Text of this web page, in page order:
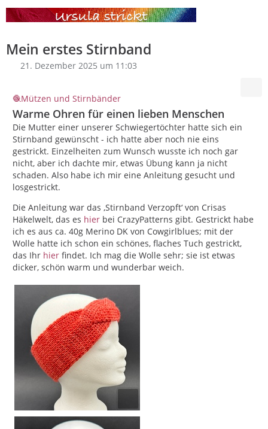
Mein erstes Stirnband
21. Dezember 2025 um 11:03
Mützen und Stirnbänder
Warme Ohren für einen lieben Menschen
Die Mutter einer unserer Schwiegertöchter hatte sich ein
Stirnband gewünscht - ich hatte aber noch nie eins
gestrickt. Einzelheiten zum Wunsch wusste ich noch gar
nicht, aber ich dachte mir, etwas Übung kann ja nicht
schaden. Also habe ich mir eine Anleitung gesucht und
losgestrickt.
Die Anleitung war das ‚Stirnband Verzopft‘ von Crisas
Häkelwelt, das es hier bei CrazyPatterns gibt. Gestrickt habe
ich es aus ca. 40g Merino DK von Cowgirlblues; mit der
Wolle hatte ich schon ein schönes, flaches Tuch gestrickt,
das Ihr hier findet. Ich mag die Wolle sehr; sie ist etwas
dicker, schön warm und wunderbar weich.